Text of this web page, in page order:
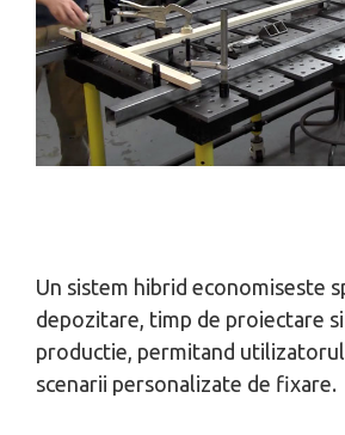
Un sistem hibrid economiseste
depozitare, timp de proiectare
productie, permitand
scenarii personalizate de fixare.